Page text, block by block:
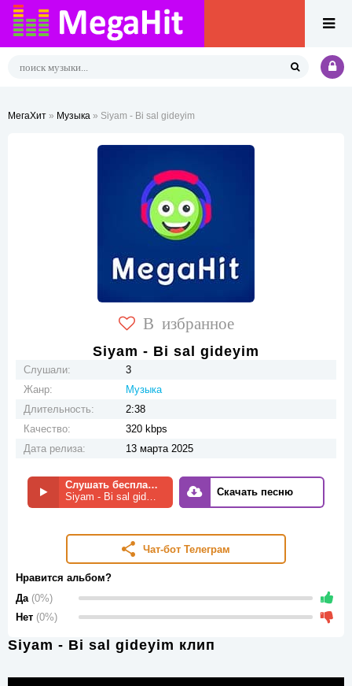
МегаХит » Музыка » Siyam - Bi sal gideyim
В избранное
Siyam - Bi sal gideyim
Слушали:
3
Жанр:
Музыка
Длительность:
2:38
Качество:
320 kbps
Дата релиза:
13 марта 2025
Слушать бесплатно
Siyam - Bi sal gideyim
Скачать песню
Чат-бот Телеграм
Нравится альбом?
Да (0%)
Нет (0%)
Siyam - Bi sal gideyim клип